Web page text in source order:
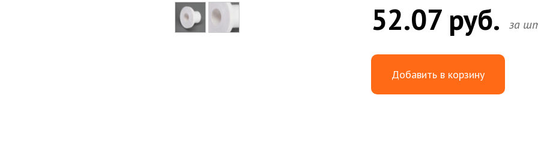
52.07 руб. за
Добавить в корзину